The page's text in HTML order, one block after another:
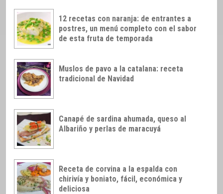
12 recetas con naranja: de entrantes a
postres, un menú completo con el sabor
de esta fruta de temporada
Muslos de pavo a la catalana: receta
tradicional de Navidad
Canapé de sardina ahumada, queso al
Albariño y perlas de maracuyá
Receta de corvina a la espalda con
chirivía y boniato, fácil, económica y
deliciosa